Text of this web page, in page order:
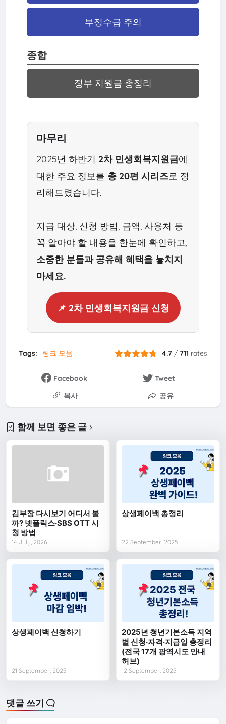
부정수급 주의
종합
정부 지원금 총정리
마무리
2025년 하반기 2차 민생회복지원금에
대한 주요 정보를 총 20편 시리즈로 정
리해드렸습니다.
지급 대상, 신청 방법, 금액, 사용처 등
꼭 알아야 할 내용을 한눈에 확인하고,
소중한 분들과 공유해 혜택을 놓치지
마세요.
📌 2차 민생회복지원금 신청
Tags: 링크 모음 4.7 / 711 rates
Facebook
Tweet
복사
공유
함께 보면 좋은 글
김부장 다시보기 어디서 볼
까? 넷플릭스·SBS OTT 시
청 방법
14 July, 2026
상생페이백 총정리
22 September, 2025
상생페이백 신청하기
21 September, 2025
2025년 청년기본소득 지역
별 신청·자격·지급일 총정리
(전국 17개 광역시도 안내
허브)
12 September, 2025
댓글 쓰기